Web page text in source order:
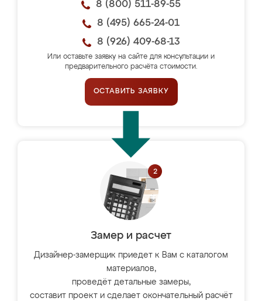
8 (800) 511-89-55
8 (495) 665-24-01
8 (926) 409-68-13
Или оставьте заявку на сайте для консультации и
предварительного расчёта стоимости.
ОСТАВИТЬ ЗАЯВКУ
Замер и расчет
Дизайнер-замерщик приедет к Вам с каталогом
материалов,
проведёт детальные замеры,
составит проект и сделает окончательный расчёт